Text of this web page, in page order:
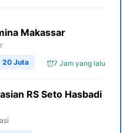
Makassar
7 Jam yang lalu
20 Juta
RS Seto Hasbadi